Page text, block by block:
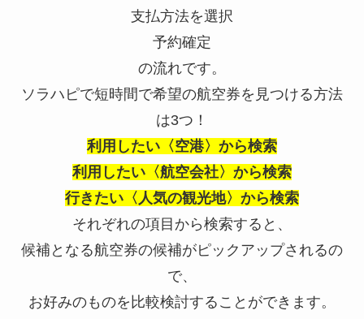
支払方法を選択
予約確定
の流れです。
ソラハピで短時間で希望の航空券を見つける方法
は3つ！
利用したい〈空港〉から検索
利用したい〈航空会社〉から検索
行きたい〈人気の観光地〉から検索
それぞれの項目から検索すると、
候補となる航空券の候補がピックアップされるの
で、
お好みのものを比較検討することができます。